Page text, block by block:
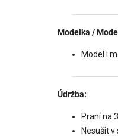
Modelka /
Model i
Údržba:
Praní na
Nesušit v